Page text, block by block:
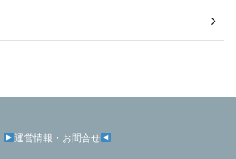
運営情報・お問合せ